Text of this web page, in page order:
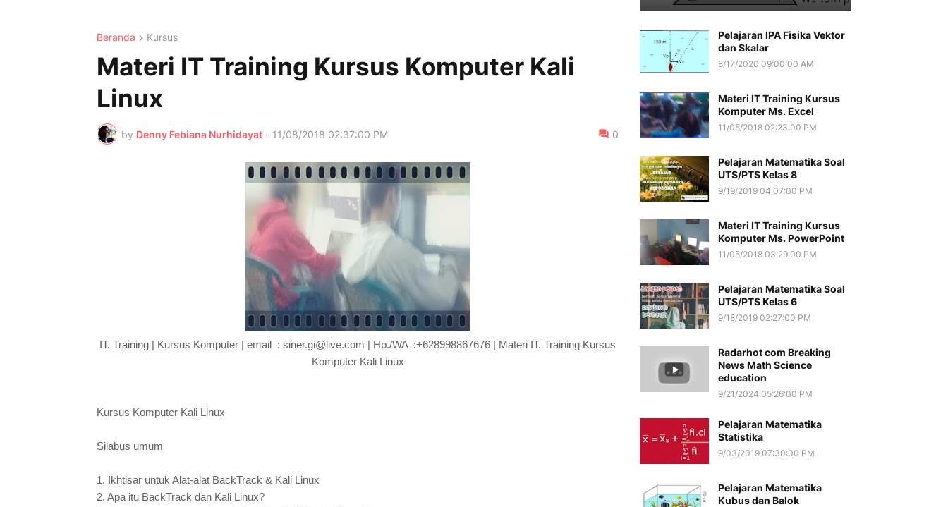
Beranda Kursus
Materi IT Training Kursus Komputer Kali
Linux
by Denny Febiana Nurhidayat - 11/08/2018 02:37:00 PM 0
IT. Training | Kursus Komputer | email : siner.gi@live.com | Hp./WA :+628998867676 | Materi IT. Training Kursus
Komputer Kali Linux
Kursus Komputer Kali Linux
Silabus umum
1. Ikhtisar untuk Alat-alat BackTrack & Kali Linux
2. Apa itu BackTrack dan Kali Linux?
Pelajaran IPA Fisika Vektor
dan Skalar
8/17/2020 09:00:00 AM
Materi IT Training Kursus
Komputer Ms. Excel
11/05/2018 02:23:00 PM
Pelajaran Matematika Soal
UTS/PTS Kelas 8
9/19/2019 04:07:00 PM
Materi IT Training Kursus
Komputer Ms. PowerPoint
11/05/2018 03:29:00 PM
Pelajaran Matematika Soal
UTS/PTS Kelas 6
9/18/2019 02:27:00 PM
Radarhot com Breaking
News Math Science
education
9/21/2024 05:26:00 PM
Pelajaran Matematika
Statistika
9/03/2019 07:30:00 PM
Pelajaran Matematika
Kubus dan Balok